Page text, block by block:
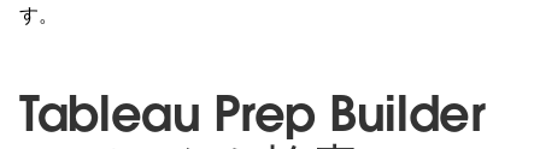
す。
Tableau Prep Builder